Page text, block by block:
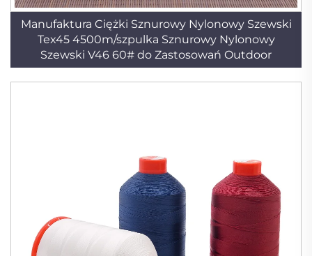
Manufaktura Ciężki Sznurowy Nylonowy Szewski
Tex45 4500m/szpulka Sznurowy Nylonowy
Szewski V46 60# do Zastosowań Outdoor